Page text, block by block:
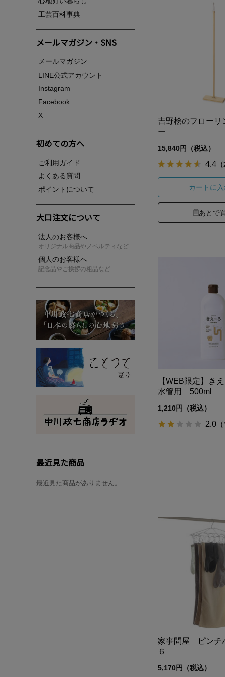
工芸百科事典
メールマガジン・SNS
メールマガジン
LINE公式アカウント
Instagram
Facebook
X
初めての方へ
ご利用ガイド
よくある質問
ポイントについて
大口注文について
法人のお客様へ
オリジナル商品やノベルティなど
個人のお客様へ
記念品やご挨拶の粗品など
最近見た商品
最近見た商品がありません。
吉野桧のフローリ
ー
15,840円（税込）
4.4
カートに
あとで
【WEB限定】き
水管用 500ml
1,210円（税込）
2.0
家事問屋 ピンチ
６
5,170円（税込）